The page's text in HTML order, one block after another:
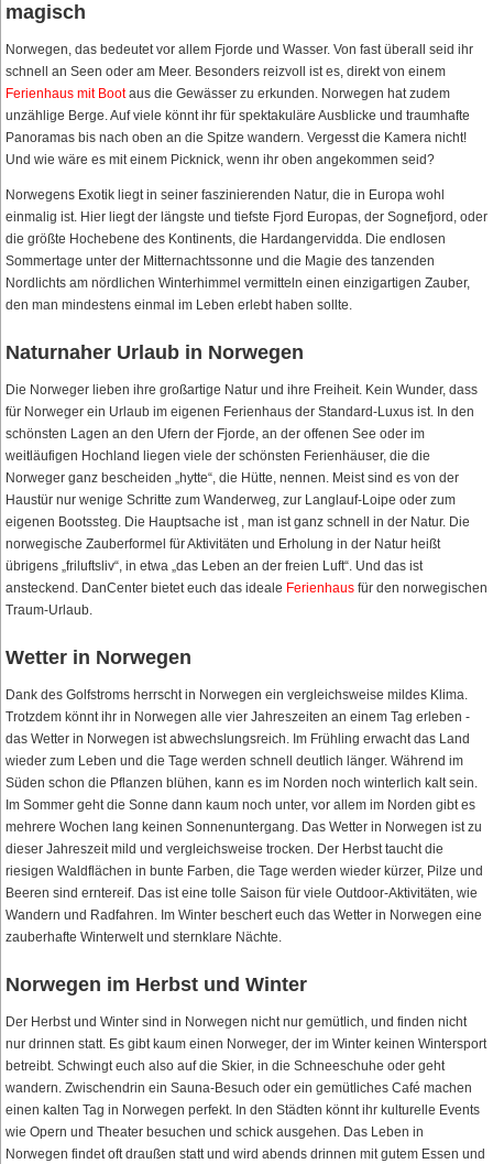
magisch
Norwegen, das bedeutet vor allem Fjorde und Wasser. Von fast überall seid ihr
schnell an Seen oder am Meer. Besonders reizvoll ist es, direkt von einem
Ferienhaus mit Bootaus die Gewässer zu erkunden. Norwegen hat zudem
unzählige Berge. Auf viele könnt ihr für spektakuläre Ausblicke und traumhafte
Panoramas bis nach oben an die Spitze wandern. Vergesst die Kamera nicht!
Und wie wäre es mit einem Picknick, wenn ihr oben angekommen seid?
Norwegens Exotik liegt in seiner faszinierenden Natur, die in Europa wohl
einmalig ist. Hier liegt der längste und tiefste Fjord Europas, der Sognefjord, oder
die größte Hochebene des Kontinents, die Hardangervidda. Die endlosen
Sommertage unter der Mitternachtssonne und die Magie des tanzenden
Nordlichts am nördlichen Winterhimmel vermitteln einen einzigartigen Zauber,
den man mindestens einmal im Leben erlebt haben sollte.
Naturnaher Urlaub in Norwegen
Die Norweger lieben ihre großartige Natur und ihre Freiheit. Kein Wunder, dass
für Norweger ein Urlaub im eigenen Ferienhaus der Standard-Luxus ist. In den
schönsten Lagen an den Ufern der Fjorde, an der offenen See oder im
weitläufigen Hochland liegen viele der schönsten Ferienhäuser, die die
Norweger ganz bescheiden „hytte“, die Hütte, nennen. Meist sind es von der
Haustür nur wenige Schritte zum Wanderweg, zur Langlauf-Loipe oder zum
eigenen Bootssteg. Die Hauptsache ist , man ist ganz schnell in der Natur. Die
norwegische Zauberformel für Aktivitäten und Erholung in der Natur heißt
übrigens „friluftsliv“, in etwa „das Leben an der freien Luft“. Und das ist
ansteckend. DanCenter bietet euch das ideale Ferienhaus für den norwegischen
Traum-Urlaub.
Wetter in Norwegen
Dank des Golfstroms herrscht in Norwegen ein vergleichsweise mildes Klima.
Trotzdem könnt ihr in Norwegen alle vier Jahreszeiten an einem Tag erleben -
das Wetter in Norwegen ist abwechslungsreich. Im Frühling erwacht das Land
wieder zum Leben und die Tage werden schnell deutlich länger. Während im
Süden schon die Pflanzen blühen, kann es im Norden noch winterlich kalt sein.
Im Sommer geht die Sonne dann kaum noch unter, vor allem im Norden gibt es
mehrere Wochen lang keinen Sonnenuntergang. Das Wetter in Norwegen ist zu
dieser Jahreszeit mild und vergleichsweise trocken. Der Herbst taucht die
riesigen Waldflächen in bunte Farben, die Tage werden wieder kürzer, Pilze und
Beeren sind erntereif. Das ist eine tolle Saison für viele Outdoor-Aktivitäten, wie
Wandern und Radfahren. Im Winter beschert euch das Wetter in Norwegen eine
zauberhafte Winterwelt und sternklare Nächte.
Norwegen im Herbst und Winter
Der Herbst und Winter sind in Norwegen nicht nur gemütlich, und finden nicht
nur drinnen statt. Es gibt kaum einen Norweger, der im Winter keinen Wintersport
betreibt. Schwingt euch also auf die Skier, in die Schneeschuhe oder geht
wandern. Zwischendrin ein Sauna-Besuch oder ein gemütliches Café machen
einen kalten Tag in Norwegen perfekt. In den Städten könnt ihr kulturelle Events
wie Opern und Theater besuchen und schick ausgehen. Das Leben in
Norwegen findet oft draußen statt und wird abends drinnen mit gutem Essen und